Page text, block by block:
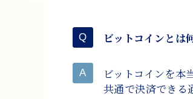
ビットコインとは
ビットコインを本
共通で決済できる